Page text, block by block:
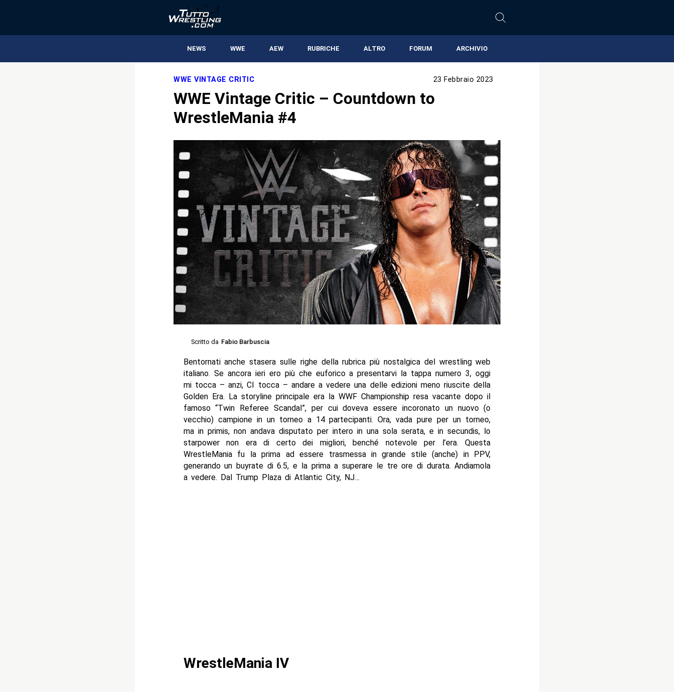
NEWS WWE AEW RUBRICHE ALTRO FORUM ARCHIVIO
WWE VINTAGE CRITIC 23 Febbraio 2023
WWE Vintage Critic – Countdown to
WrestleMania #4
Scritto da Fabio Barbuscia
Bentornati anche stasera sulle righe della rubrica più nostalgica del wrestling web
italiano. Se ancora ieri ero più che euforico a presentarvi la tappa numero 3, oggi
mi tocca – anzi, CI tocca – andare a vedere una delle edizioni meno riuscite della
Golden Era. La storyline principale era la WWF Championship resa vacante dopo il
famoso “Twin Referee Scandal”, per cui doveva essere incoronato un nuovo (o
vecchio) campione in un torneo a 14 partecipanti. Ora, vada pure per un torneo,
ma in primis, non andava disputato per intero in una sola serata, e in secundis, lo
starpower non era di certo dei migliori, benché notevole per l’era. Questa
WrestleMania fu la prima ad essere trasmessa in grande stile (anche) in PPV,
generando un buyrate di 6.5, e la prima a superare le tre ore di durata. Andiamola
a vedere. Dal Trump Plaza di Atlantic City, NJ…
WrestleMania IV